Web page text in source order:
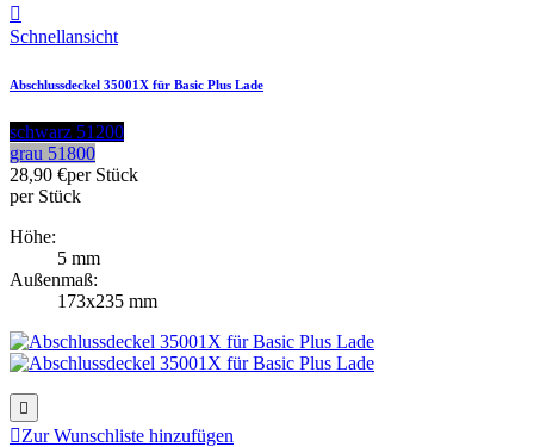

Schnellansicht
Abschlussdeckel 35001X für Basic Plus Lade
schwarz 51200
grau 51800
28,90 €per Stück
per Stück
Höhe:
5 mm
Außenmaß:
173x235 mm

Zur Wunschliste hinzufügen